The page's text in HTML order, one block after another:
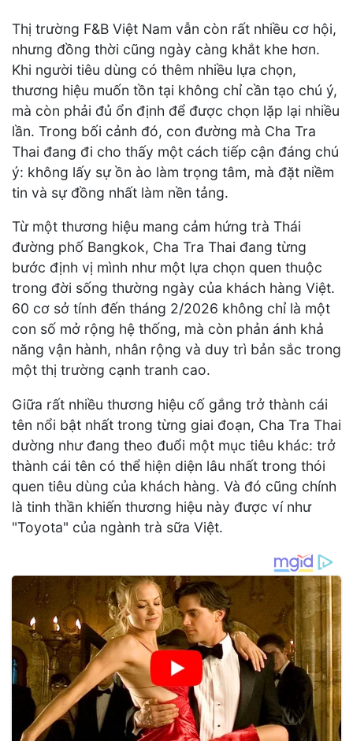
Thị trường F&B Việt Nam vẫn còn rất nhiều cơ hội,
nhưng đồng thời cũng ngày càng khắt khe hơn.
Khi người tiêu dùng có thêm nhiều lựa chọn,
thương hiệu muốn tồn tại không chỉ cần tạo chú ý,
mà còn phải đủ ổn định để được chọn lặp lại nhiều
lần. Trong bối cảnh đó, con đường mà Cha Tra
Thai đang đi cho thấy một cách tiếp cận đáng chú
ý: không lấy sự ồn ào làm trọng tâm, mà đặt niềm
tin và sự đồng nhất làm nền tảng.
Từ một thương hiệu mang cảm hứng trà Thái
đường phố Bangkok, Cha Tra Thai đang từng
bước định vị mình như một lựa chọn quen thuộc
trong đời sống thường ngày của khách hàng Việt.
60 cơ sở tính đến tháng 2/2026 không chỉ là một
con số mở rộng hệ thống, mà còn phản ánh khả
năng vận hành, nhân rộng và duy trì bản sắc trong
một thị trường cạnh tranh cao.
Giữa rất nhiều thương hiệu cố gắng trở thành cái
tên nổi bật nhất trong từng giai đoạn, Cha Tra Thai
dường như đang theo đuổi một mục tiêu khác: trở
thành cái tên có thể hiện diện lâu nhất trong thói
quen tiêu dùng của khách hàng. Và đó cũng chính
là tinh thần khiến thương hiệu này được ví như
"Toyota" của ngành trà sữa Việt.